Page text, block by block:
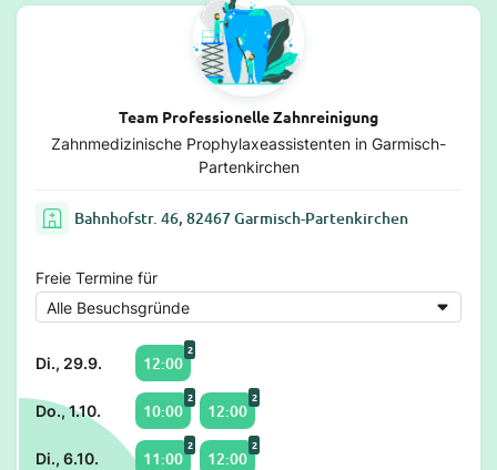
Team Professionelle Zahnreinigung
Zahnmedizinische Prophylaxeassistenten in Garmisch-
Partenkirchen
Bahnhofstr. 46, 82467 Garmisch-Partenkirchen
Freie Termine für
Di., 29.9. 12:00
2
Do., 1.10. 10:00
2
12:00
2
Di., 6.10. 11:00
2
12:00
2